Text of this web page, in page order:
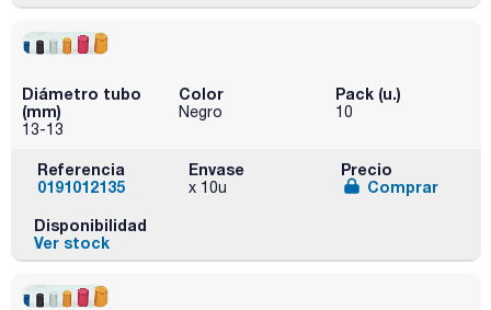
Diámetro tubo
(mm)
13-13
Color
Negro
Pack (u.)
10
Referencia
0191012135
Envase
x 10u
Precio
Comprar
Disponibilidad
Ver stock